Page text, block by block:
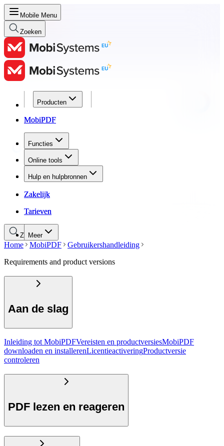
Mobile Menu
Zoeken
Producten
MobiPDF
Functies
Online tools
Hulp en hulpbronnen
Zakelijk
Tarieven
Meer
Producten
MobiPDF
Functies
Online tools
Hulp en hulpbronnen
Zakelijk
Tarieven
Zoeken
Home MobiPDF
Gebruikershandleiding
Requirements and product versions
Aan de slag
Inleiding tot MobiPDFVereisten en productversiesMobiPDF
downloaden en installerenLicentieactiveringProductversie
controleren
PDF lezen en reageren